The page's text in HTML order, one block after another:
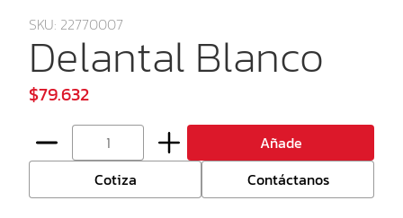
SKU: 22770007
Delantal Blanco
$79.632
Añade
Cotiza
Contáctanos